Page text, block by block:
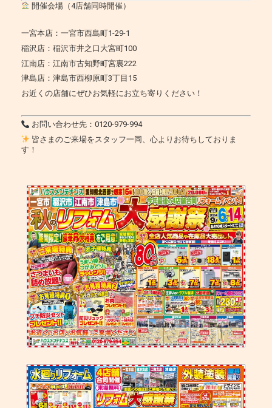
開催会場（4店舗同時開催）
一宮本店：一宮市西島町1-29-1
稲沢店：稲沢市井之口大宮町100
江南店：江南市古知野町宮裏222
津島店：津島市西柳原町3丁目15
お近くの店舗にぜひお気軽にお立ち寄りください！
お問い合わせ先：0120-979-994
皆さまのご来場をスタッフ一同、心よりお待ちしておりま
す！